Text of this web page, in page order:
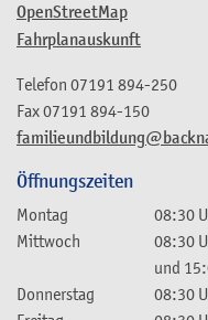
OpenStreetMap
Fahrplanauskunft
Telefon 07191 894-250
Fax07191 894-150
Öffnungszeiten
Montag 08:30
Mittwoch
08:30
und
Donnerstag
08:30